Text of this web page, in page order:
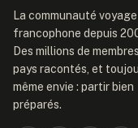
La communauté voyage
francophone depuis
Des millions de
pays racontés, et
même envie : partir bien
préparés.